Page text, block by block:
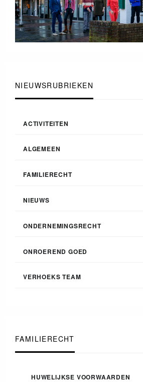
NIEUWSRUBRIEKEN
ACTIVITEITEN
ALGEMEEN
FAMILIERECHT
NIEUWS
ONDERNEMINGSRECHT
ONROEREND GOED
VERHOEKS TEAM
FAMILIERECHT
HUWELIJKSE VOORWAARDEN